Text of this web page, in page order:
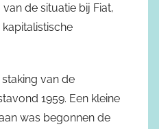
de situatie bij Fiat,
kapitalistische
van de
1959. Een kleine
was begonnen de